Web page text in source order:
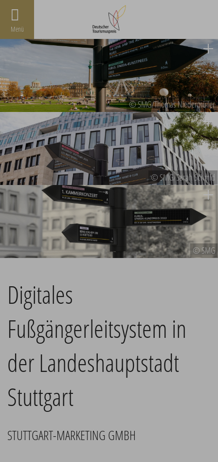
Menü
© SMG/Thomas Niedermüller
© SMG/Sarah Schmid
© SMG
Digitales
Fußgängerleitsystem in
der Landeshauptstadt
Stuttgart
STUTTGART-MARKETING GMBH